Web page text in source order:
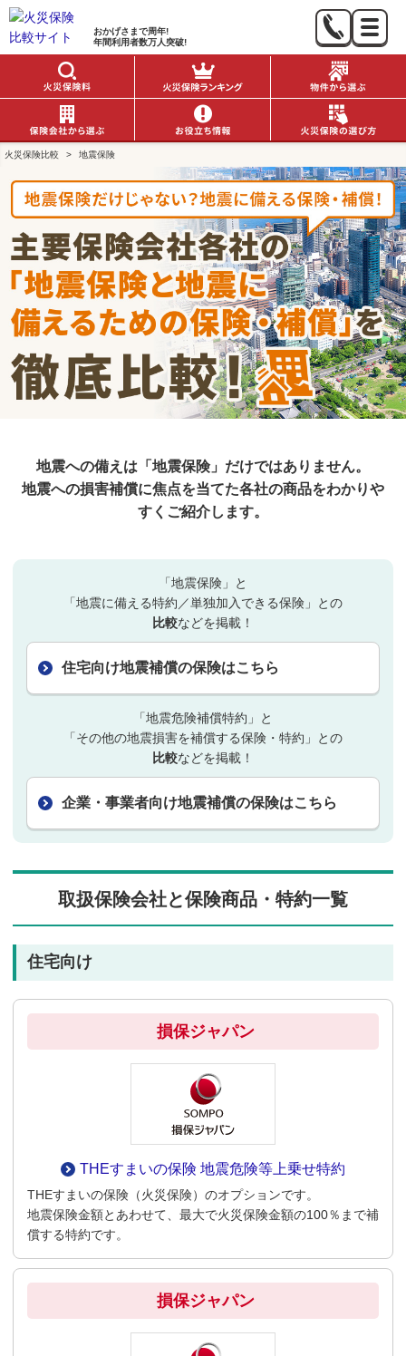
おかげさまで周年!
年間利用者数万人突破!
火災保険比較 > 地震保険
地震への備えは「地震保険」だけではありません。
地震への損害補償に焦点を当てた各社の商品をわかりや
すくご紹介します。
「地震保険」と
「地震に備える特約／単独加入できる保険」との
比較などを掲載！
住宅向け地震補償の保険はこちら
「地震危険補償特約」と
「その他の地震損害を補償する保険・特約」との
比較などを掲載！
企業・事業者向け地震補償の保険はこちら
取扱保険会社と保険商品・特約一覧
住宅向け
損保ジャパン
THEすまいの保険 地震危険等上乗せ特約
THEすまいの保険（火災保険）のオプションです。
地震保険金額とあわせて、最大で火災保険金額の100％まで補
償する特約です。
損保ジャパン